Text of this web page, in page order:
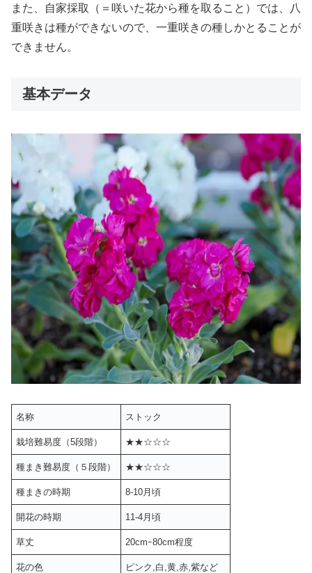
また、自家採取（＝咲いた花から種を取ること）では、八
重咲きは種ができないので、一重咲きの種しかとることが
できません。
基本データ
名称 ストック
栽培難易度（5段階） ★★☆☆☆
種まき難易度（５段階） ★★☆☆☆
種まきの時期 8-10月頃
開花の時期 11-4月頃
草丈 20cmｰ80cm程度
花の色 ピンク,白,黄,赤,紫など